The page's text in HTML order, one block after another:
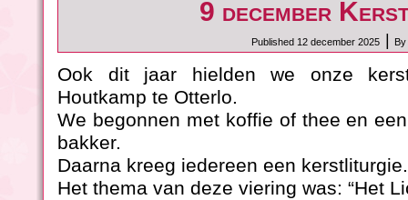
9 december
Published 12 december 2025 By
Ook dit jaar hielden we onze
Houtkamp te Otterlo.
We begonnen met koffie of thee en
bakker.
Daarna kreeg iedereen een kerstliturgie.
Het thema van deze viering was: “Het